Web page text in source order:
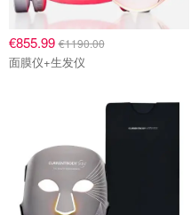
€855.99€1190.00
面膜仪+生发仪